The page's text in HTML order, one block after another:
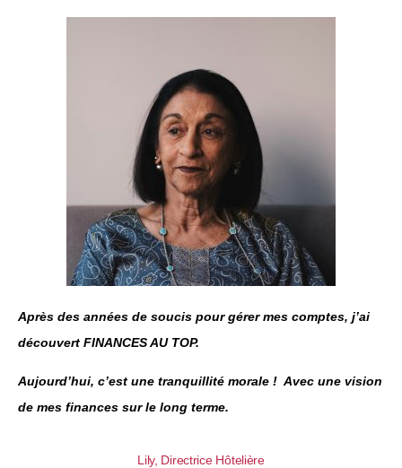
Après des années de soucis pour gérer mes comptes, j’ai
découvert FINANCES AU TOP.
Aujourd’hui, c’est une tranquillité morale ! Avec une vision
de mes finances sur le long terme.
Lily, Directrice Hôtelière